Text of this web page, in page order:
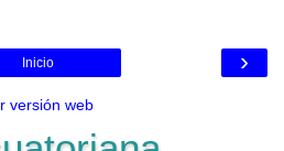
›
Inicio
versión web